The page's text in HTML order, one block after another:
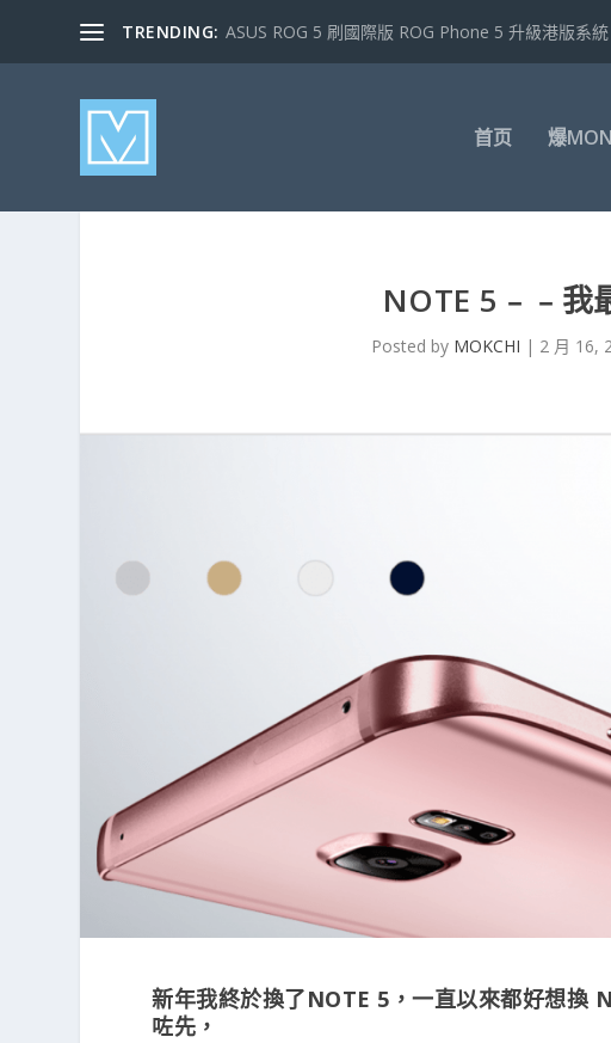
TRENDING: ASUS ROG 5 刷國際版 ROG Phone 5 升級港版系
首页 爆
NOTE 5﹣﹣我
Posted by MOKCHI | 2 月 16,
新年我終於換了NOTE 5，一直以來都好想換
咗先，